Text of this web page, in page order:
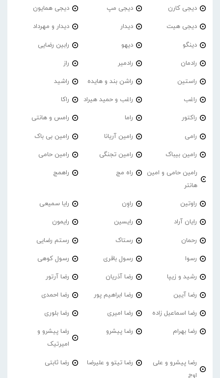
دیجی کارن دیجی مپ دیجی همایون
دیجی هیت دیدار دیدار و مهرداد
دینگو دیهو رابین رضایی
رادمان رادمیر راز
راستین راشن بند و هایده راشید
راغب راغب و حمید هیراد راکا
راکتور راما رامس و هانتی
رامی رامین آریانا رامین بی باک
رامین بیباک رامین تجنگی رامین حامی
رامین حامی و امین
هانتر
راه مج راهمج
راوتین راوِن رایا سمیعی
رایان آراد رایسین رایمون
رحمان رستاک رستم رضایی
رسوا رسول باقری رسول کوهی
رشید و زیپا رضا آذریان رضا آرتور
رضا آیین رضا ابراهیم پور رضا احمدی
رضا اسماعیل زاده رضا امیری رضا بلوری
رضا بهرام رضا پیشرو
رضا پیشرو و
امیرتیک
رضا پیشرو و علی
اوج
رضا تیتو و علیرضا رضا ثابتی